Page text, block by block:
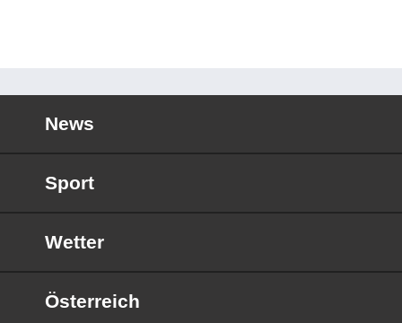
News
Sport
Wetter
Österreich